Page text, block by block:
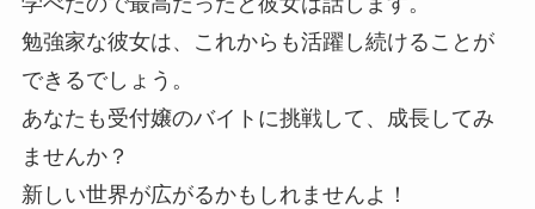
勉強家な彼女は、これからも活躍し続けることが
できるでしょう。
あなたも受付嬢のバイトに挑戦して、成長してみ
ませんか？
新しい世界が広がるかもしれませんよ！